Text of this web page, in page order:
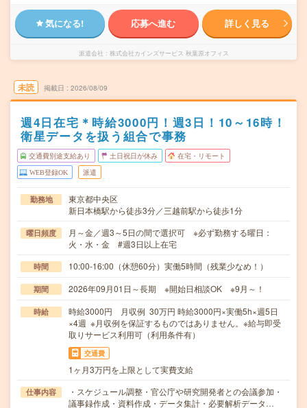
気になる! 応募へ進む 詳しく見る
派遣会社 株式会社カインズサービス 秋葉原オフィス
未読 掲載日 2026/08/09
週4日在宅＊時給3000円！週3日！10～16時！
衛星データを扱う組合で事務
交通費別途支給あり 土日祝日が休み 在宅・リモート
WEB登録OK 派遣
勤務地
東京都中央区
新日本橋駅から徒歩3分／三越前駅から徒歩1分
曜日頻度
月～金／週3～5日の間で選択可 ※必ず勤務する曜日：
火・水・金 #週3日以上在宅
時間 10:00-16:00（休憩60分）実働5時間（残業少なめ！）
期間 2026年09月01日～長期 ※開始日相談OK ※9月～！
時給
時給3000円 月収例 30万円 時給3000円×実働5h×週5日
×4週 ※月収例を保証するものではありません。※給与即受
取りサービス利用可（利用条件有）
交通費
1ヶ月3万円を上限として実費支給
仕事内容
・スケジュール調整・官公庁や研究開発者との会議参加・
議事録作成・資料作成・データ集計・必要解析データ…